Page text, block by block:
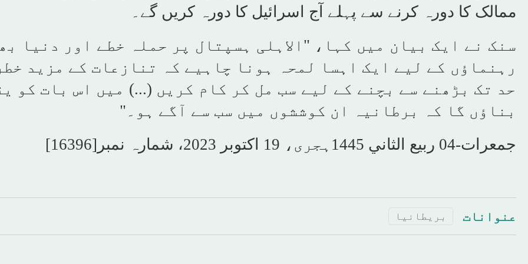
ممالک کا دورہ کرنے سے پہلے آج اسرائیل کا دورہ کریں گے۔
سنک نے ایک بیان میں کہا، "الاہلی ہسپتال پر حملہ خطے اور دنیا
رہنماؤں کے لیے ایک اہسا لمحہ ہونا چاہیے کہ تنازعات کے مزید
حد تک بڑھنے سے بچنے کے لیے سب مل کر کام کریں (...) میں اس بات کو
بناؤں گا کہ برطانیہ ان کوششوں میں سب سے آگے ہو۔"
جمعرات-04 ربیع الثاني 1445ہجری، 19 اکتوبر 2023، شمارہ نمبر[16396]
عنوانات بريطانيا